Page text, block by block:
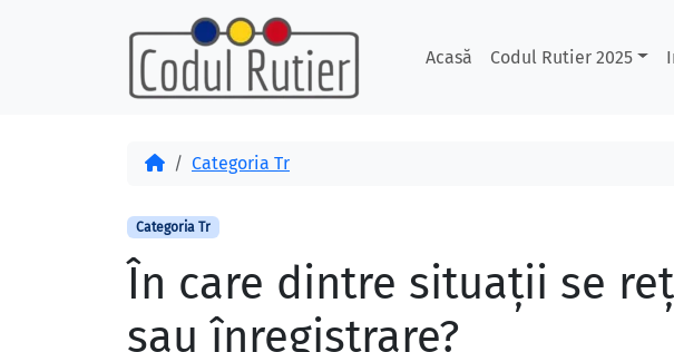
Acasă Codul Rutier 2025
AcasăCategoria Tr
Categoria Tr
În care dintre situații se
sau înregistrare?